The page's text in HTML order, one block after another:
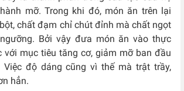
mỡ. Trong khi đó, món ăn trên lại
chất đạm chỉ chút đỉnh mà chất ngọt
Bởi vậy đưa món ăn vào thực
mục tiêu tăng cơ, giảm mỡ ban đầu
Việc độ dáng cũng vì thế mà trật trầy,
hẳn.